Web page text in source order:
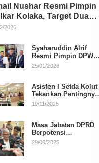
Nushar Resmi Pimpin
Kolaka, Target Dua
per Dapil
2026
Syaharuddin Alrif
Resmi Pimpin DPW
NasDem Sulsel
25/01/2026
Asisten I Setda Kolut
Tekankan Pentingnya
Pendidikan Politik
19/11/2025
Masa Jabatan DPRD
Berpotensi
Diperpanjang, Aria
29/06/2025